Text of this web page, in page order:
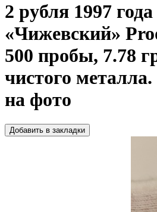
2 рубля 1997
«Чижевский»
500 пробы, 7.78
чистого
на фото
Добавить в закладки